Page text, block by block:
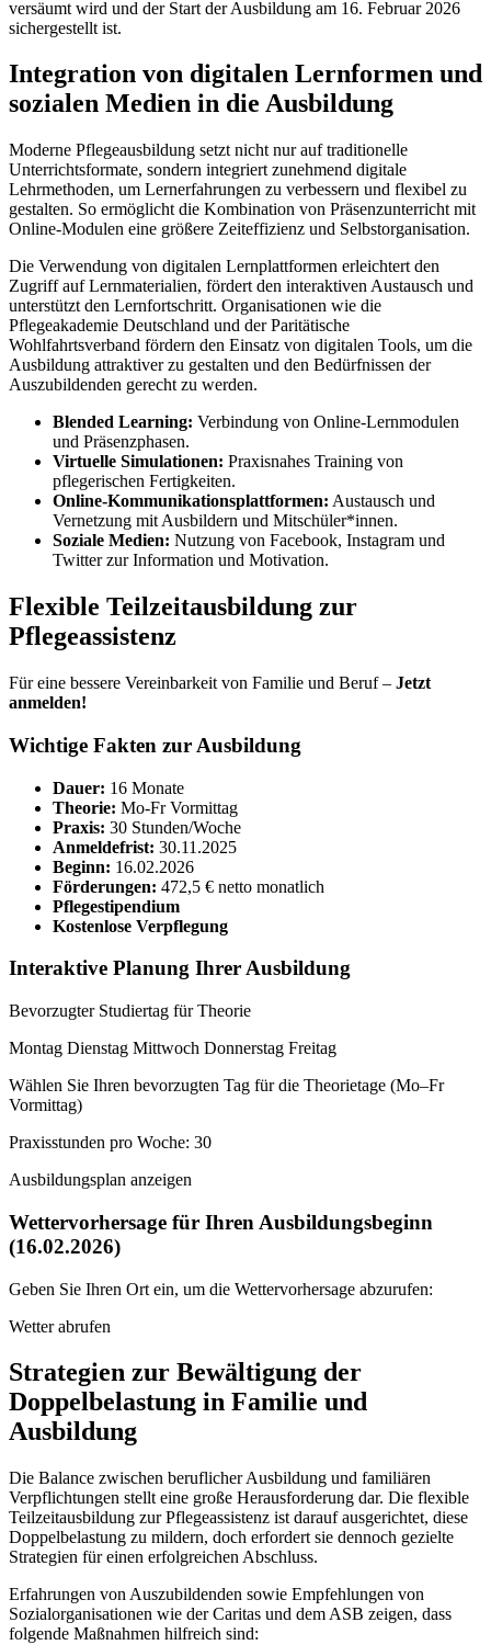
versäumt wird und der Start der Ausbildung am 16. Februar 2026
sichergestellt ist.
Integration von digitalen Lernformen und
sozialen Medien in die Ausbildung
Moderne Pflegeausbildung setzt nicht nur auf traditionelle
Unterrichtsformate, sondern integriert zunehmend digitale
Lehrmethoden, um Lernerfahrungen zu verbessern und flexibel zu
gestalten. So ermöglicht die Kombination von Präsenzunterricht mit
Online-Modulen eine größere Zeiteffizienz und Selbstorganisation.
Die Verwendung von digitalen Lernplattformen erleichtert den
Zugriff auf Lernmaterialien, fördert den interaktiven Austausch und
unterstützt den Lernfortschritt. Organisationen wie die
Pflegeakademie Deutschland und der Paritätische
Wohlfahrtsverband fördern den Einsatz von digitalen Tools, um die
Ausbildung attraktiver zu gestalten und den Bedürfnissen der
Auszubildenden gerecht zu werden.
Blended Learning: Verbindung von Online-Lernmodulen
und Präsenzphasen.
Virtuelle Simulationen: Praxisnahes Training von
pflegerischen Fertigkeiten.
Online-Kommunikationsplattformen: Austausch und
Vernetzung mit Ausbildern und Mitschüler*innen.
Soziale Medien: Nutzung von Facebook, Instagram und
Twitter zur Information und Motivation.
Flexible Teilzeitausbildung zur
Pflegeassistenz
Für eine bessere Vereinbarkeit von Familie und Beruf – Jetzt
anmelden!
Wichtige Fakten zur Ausbildung
Dauer: 16 Monate
Theorie: Mo-Fr Vormittag
Praxis: 30 Stunden/Woche
Anmeldefrist: 30.11.2025
Beginn: 16.02.2026
Förderungen: 472,5 € netto monatlich
Pflegestipendium
Kostenlose Verpflegung
Interaktive Planung Ihrer Ausbildung
Bevorzugter Studiertag für Theorie
Montag Dienstag Mittwoch Donnerstag Freitag
Wählen Sie Ihren bevorzugten Tag für die Theorietage (Mo–Fr
Vormittag)
Praxisstunden pro Woche: 30
Ausbildungsplan anzeigen
Wettervorhersage für Ihren Ausbildungsbeginn
(16.02.2026)
Geben Sie Ihren Ort ein, um die Wettervorhersage abzurufen:
Wetter abrufen
Strategien zur Bewältigung der
Doppelbelastung in Familie und
Ausbildung
Die Balance zwischen beruflicher Ausbildung und familiären
Verpflichtungen stellt eine große Herausforderung dar. Die flexible
Teilzeitausbildung zur Pflegeassistenz ist darauf ausgerichtet, diese
Doppelbelastung zu mildern, doch erfordert sie dennoch gezielte
Strategien für einen erfolgreichen Abschluss.
Erfahrungen von Auszubildenden sowie Empfehlungen von
Sozialorganisationen wie der Caritas und dem ASB zeigen, dass
folgende Maßnahmen hilfreich sind: